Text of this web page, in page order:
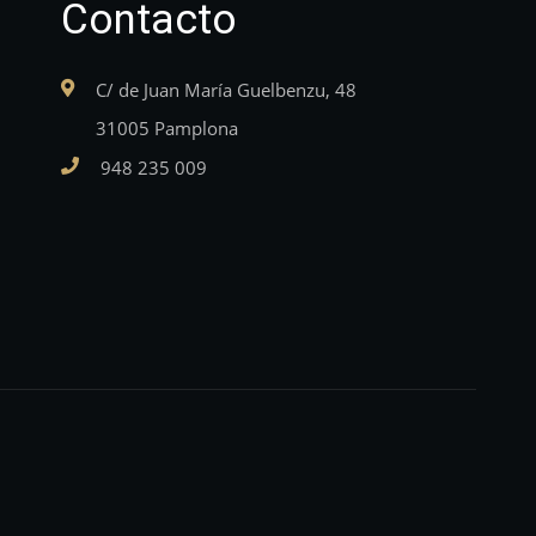
Contacto
C/ de Juan María Guelbenzu, 48
31005 Pamplona
948 235 009